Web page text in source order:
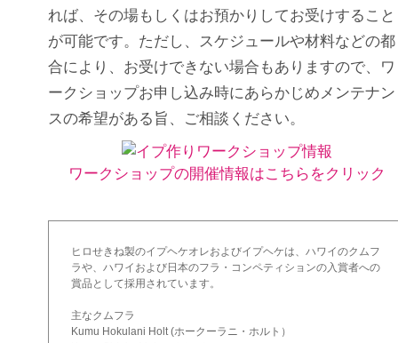
れば、その場もしくはお預かりしてお受けすること
が可能です。ただし、スケジュールや材料などの都
合により、お受けできない場合もありますので、ワ
ークショップお申し込み時にあらかじめメンテナン
スの希望がある旨、ご相談ください。
ワークショップの開催情報はこちらをクリック
ヒロせきね製のイプヘケオレおよびイプヘケは、ハワイのクムフ
ラや、ハワイおよび日本のフラ・コンペティションの入賞者への
賞品として採用されています。
主なクムフラ
Kumu Hokulani Holt (ホークーラニ・ホルト）